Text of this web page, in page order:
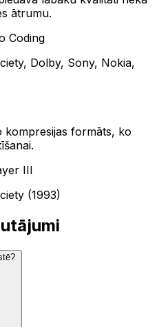
ātrumu.
Coding
Dolby, Sony, Nokia,
kompresijas formāts, ko
III
(1993)